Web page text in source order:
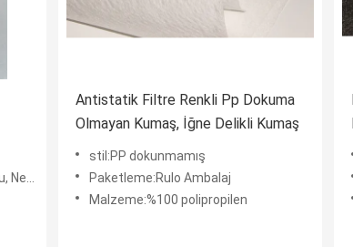
Antistatik Filtre Renkli Pp Dokuma
Olmayan Kumaş, İğne Delikli Kumaş
stil:PP dokunmamış
Paketleme:Rulo Ambalaj
Malzeme:%100 polipropilen